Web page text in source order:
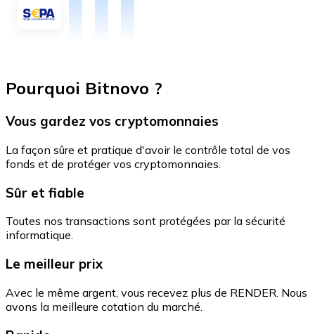
Pourquoi Bitnovo ?
Vous gardez vos cryptomonnaies
La façon sûre et pratique d'avoir le contrôle total de vos
fonds et de protéger vos cryptomonnaies.
Sûr et fiable
Toutes nos transactions sont protégées par la sécurité
informatique.
Le meilleur prix
Avec le même argent, vous recevez plus de RENDER. Nous
avons la meilleure cotation du marché.